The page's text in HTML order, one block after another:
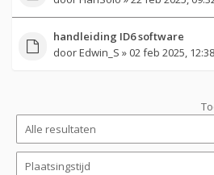
handleiding ID6 software
doorEdwin_S » 02 feb 2025,